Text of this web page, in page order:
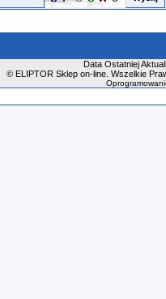
Data Ostatniej
©ELIPTOR Sklep on-line. Wszelkie